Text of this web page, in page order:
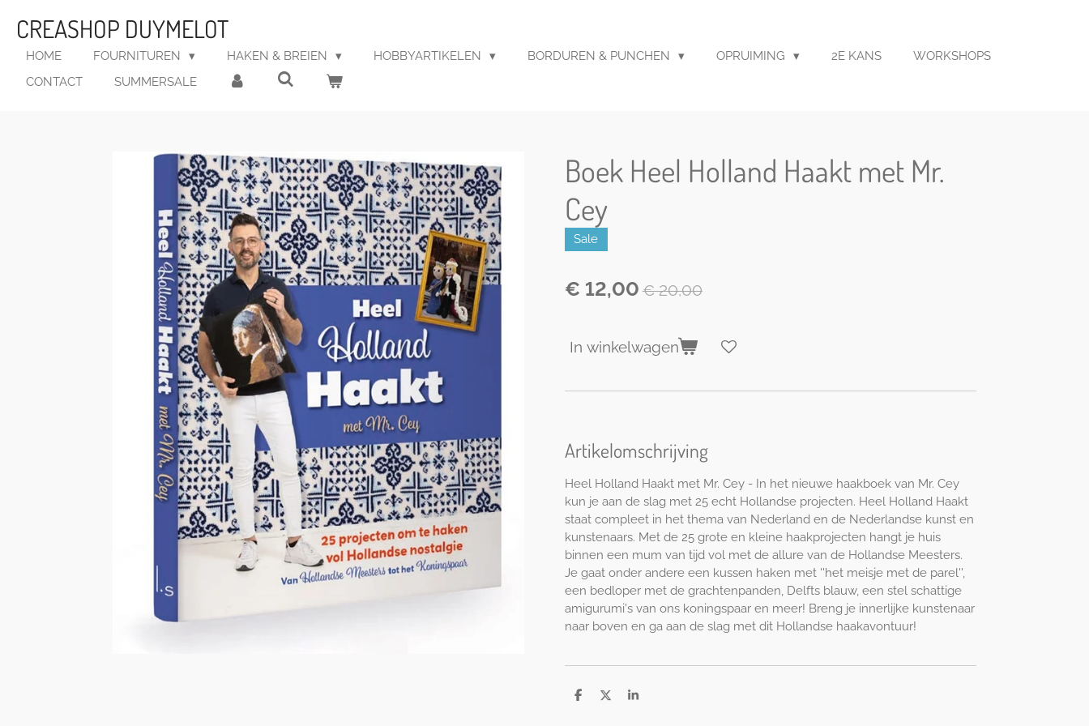
direct
naar
hoofdinhoud
CREASHOP DUYMELOT
HOME FOURNITUREN HAKEN & BREIEN HOBBYARTIKELEN BORDUREN & PUNCHEN OPRUIMING 2E KANS
WORKSHOPS
CONTACT
SUMMERSALE
Boek Heel Holland Haakt met Mr.
Cey
Sale
€ 12,00 € 20,00
In winkelwagen
Artikelomschrijving
Heel Holland Haakt met Mr. Cey - In het nieuwe haakboek van Mr. Cey
kun je aan de slag met 25 echt Hollandse projecten. Heel Holland Haakt
staat compleet in het thema van Nederland en de Nederlandse kunst en
kunstenaars. Met de 25 grote en kleine haakprojecten hangt je huis
binnen een mum van tijd vol met de allure van de Hollandse Meesters.
Je gaat onder andere een kussen haken met ''het meisje met de parel'',
een bedloper met de grachtenpanden, Delfts blauw, een stel schattige
amigurumi's van ons koningspaar en meer! Breng je innerlijke kunstenaar
naar boven en ga aan de slag met dit Hollandse haakavontuur!
D
D
S